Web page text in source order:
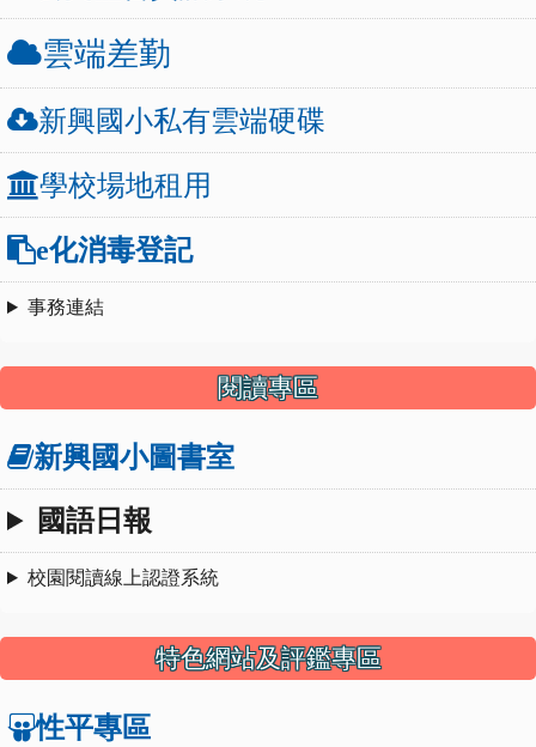
雲端差勤
新興國小私有雲端硬碟
學校場地租用
e化消毒登記
事務連結
閱讀專區
新興國小圖書室
國語日報
校園閱讀線上認證系統
特色網站及評鑑專區
性平專區